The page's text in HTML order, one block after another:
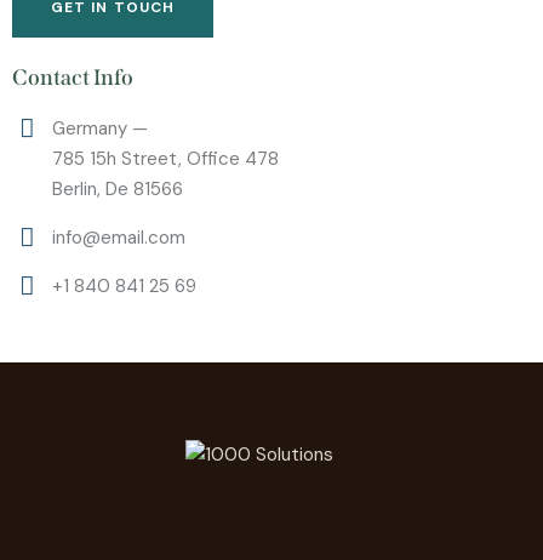
Contact Info
Germany —
785 15h Street, Office 478
Berlin, De 81566
info@email.com
+1 840 841 25 69